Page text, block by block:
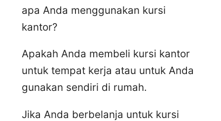
apa Anda menggunakan kursi
kantor?
Apakah Anda membeli kursi kantor
untuk tempat kerja atau untuk Anda
gunakan sendiri di rumah.
Jika Anda berbelanja untuk kursi